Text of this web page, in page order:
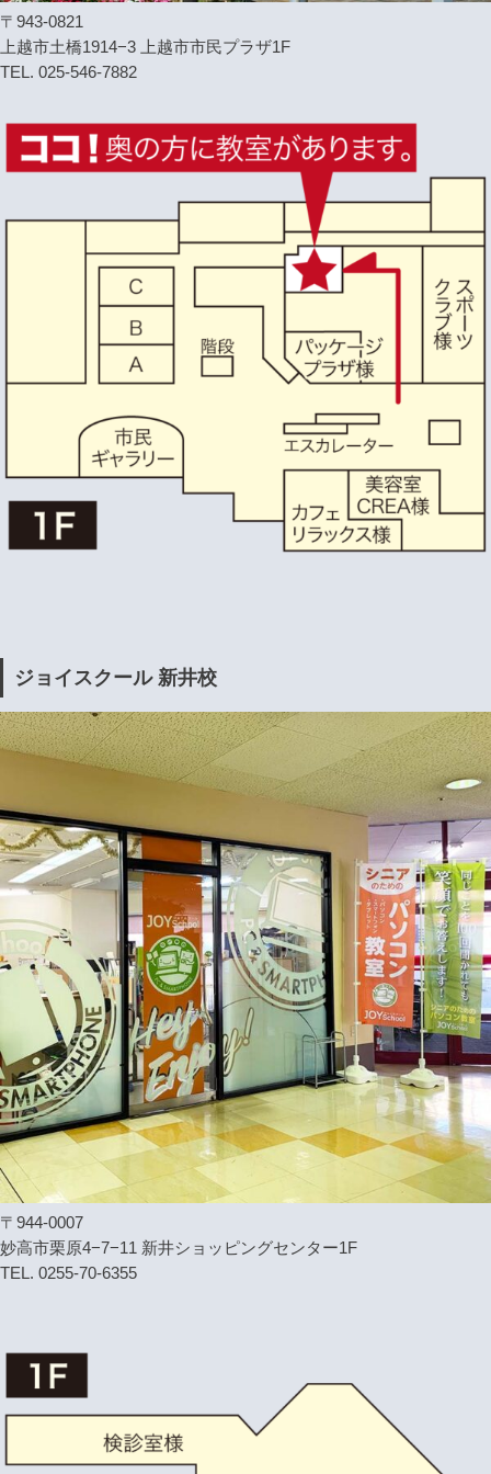
〒943-0821
上越市土橋1914−3 上越市市民プラザ1F
TEL. 025-546-7882
ジョイスクール 新井校
〒944-0007
妙高市栗原4−7−11 新井ショッピングセンター1F
TEL. 0255-70-6355